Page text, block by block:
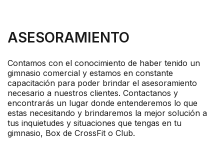
ASESORAMIENTO
Contamos con el conocimiento de haber tenido un
gimnasio comercial y estamos en constante
capacitación para poder brindar el asesoramiento
necesario a nuestros clientes. Contactanos y
encontrarás un lugar donde entenderemos lo que
estas necesitando y brindaremos la mejor solución a
tus inquietudes y situaciones que tengas en tu
gimnasio, Box de CrossFit o Club.